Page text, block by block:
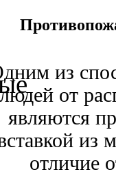
из
от
являются
из
отличие